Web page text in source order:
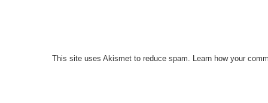
This site uses Akismet to reduce spam. Learn how your